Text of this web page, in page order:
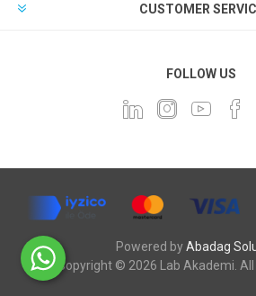
CUSTOMER
FOLLOW US
Powered byAbadag
Copyright © 2026 Lab Akademi. All